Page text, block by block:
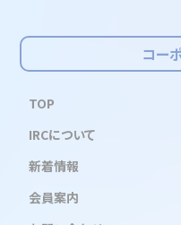
コー
TOP
IRCについて
新着情報
会員案内